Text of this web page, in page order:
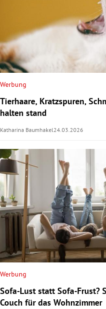
Werbung
Tierhaare, Kratzspuren,
halten stand
Katharina Baumhakel 24.03.2026
Werbung
Sofa-Lust statt Sofa-Frust?
Couch für das Wohnzimmer